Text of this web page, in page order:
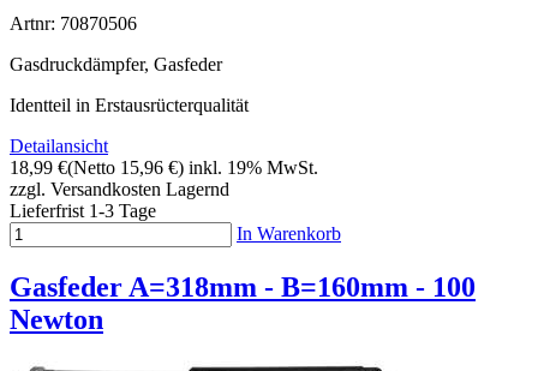
Artnr: 70870506
Gasdruckdämpfer, Gasfeder
Identteil in Erstausrücterqualität
Detailansicht
18,99 €(Netto 15,96 €) inkl. 19% MwSt.
zzgl. Versandkosten Lagernd
Lieferfrist 1-3 Tage
In Warenkorb
Gasfeder A=318mm - B=160mm - 100
Newton